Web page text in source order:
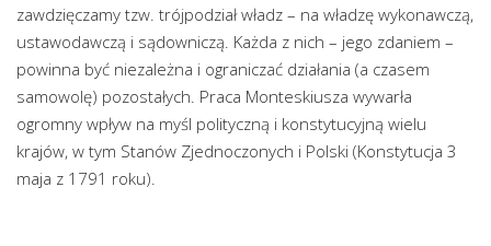
zawdzięczamy tzw. trójpodział władz – na władzę wykonawczą,
ustawodawczą i sądowniczą. Każda z nich – jego zdaniem –
powinna być niezależna i ograniczać działania (a czasem
samowolę) pozostałych. Praca Monteskiusza wywarła
ogromny wpływ na myśl polityczną i konstytucyjną wielu
krajów, w tym Stanów Zjednoczonych i Polski (Konstytucja 3
maja z 1791 roku).